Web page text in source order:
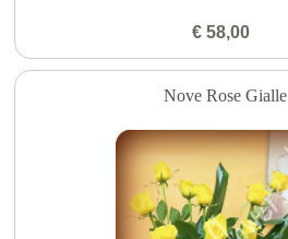
€ 58,00
Nove Rose Gialle